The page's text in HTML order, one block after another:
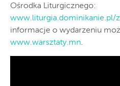
Ośrodka Liturgicznego:
www.liturgia.dominikanie.pl/
informacje o wydarzeniu
www.warsztaty.mn.